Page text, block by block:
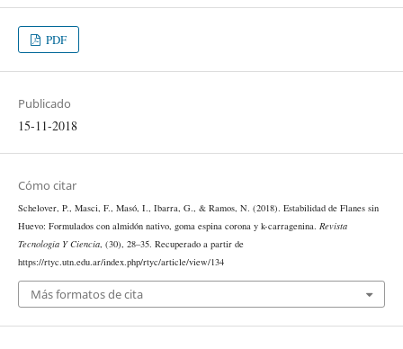
PDF
Publicado
15-11-2018
Cómo citar
Schelover, P., Masci, F., Masó, I., Ibarra, G., & Ramos, N. (2018). Estabilidad de Flanes sin
Huevo: Formulados con almidón nativo, goma espina corona y k-carragenina. Revista
Tecnología Y Ciencia, (30), 28–35. Recuperado a partir de
https://rtyc.utn.edu.ar/index.php/rtyc/article/view/134
Más formatos de cita